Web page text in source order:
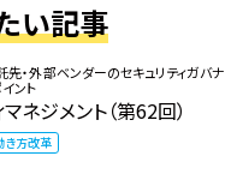
い記事
・外部ベンダーのセキュリティガバナ
ント
ネジメント（第62回）
き方改革